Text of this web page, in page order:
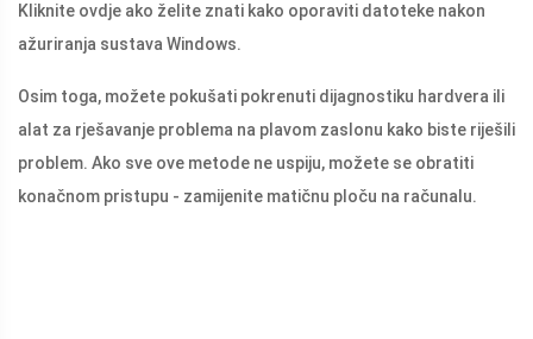
Kliknite ovdje ako želite znati kako oporaviti datoteke nakon
ažuriranja sustava Windows.
Osim toga, možete pokušati pokrenuti dijagnostiku hardvera ili
alat za rješavanje problema na plavom zaslonu kako biste riješili
problem. Ako sve ove metode ne uspiju, možete se obratiti
konačnom pristupu - zamijenite matičnu ploču na računalu.